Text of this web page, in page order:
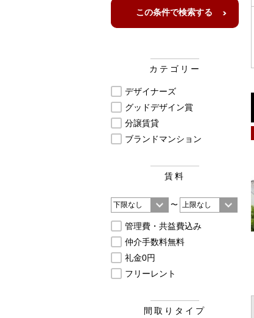
カテゴリー
デザイナーズ
グッドデザイン賞
分譲賃貸
ブランドマンション
賃料
〜
管理費・共益費込み
仲介手数料無料
礼金0円
フリーレント
間取りタイプ